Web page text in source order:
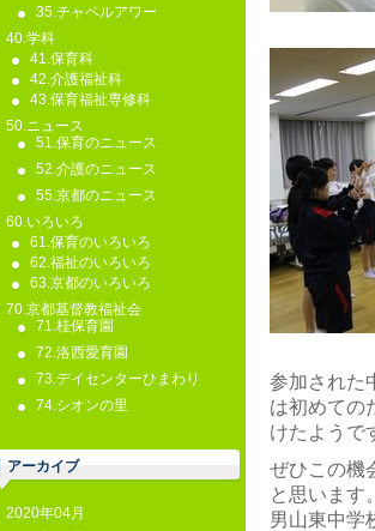
参加された
は初めての
けたようで
ぜひこの機
と思います
男山東中学
35.チャペルアワー
40.学科
41.保育科
42.介護福祉科
43.保育福祉専修科
50.ニュース
51.保育のニュース
52.介護のニュース
55.京都のニュース
60.いろいろ
61.保育のいろいろ
62.福祉のいろいろ
63.京都のいろいろ
70.京都基督教福祉会
71.桂保育園
72.洛西愛育園
73.デイセンターひまわり
74.シオンの里
アーカイブ
2020年04月